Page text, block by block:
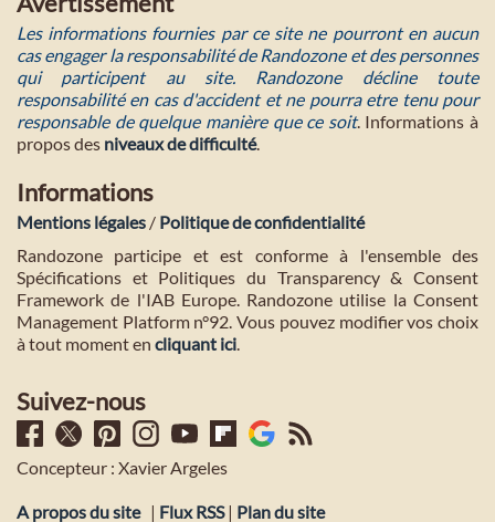
Les informations fournies par ce site ne pourront en aucun
cas engager la responsabilité de Randozone et des personnes
qui participent au site. Randozone décline toute
responsabilité en cas d'accident et ne pourra etre tenu pour
responsable de quelque manière que ce soit. Informations à
propos des niveaux de difficulté.
Informations
Mentions légales / Politique de confidentialité
Randozone participe et est conforme à l'ensemble des
Spécifications et Politiques du Transparency & Consent
Framework de l'IAB Europe. Randozone utilise la Consent
Management Platform n°92. Vous pouvez modifier vos choix
à tout moment en cliquant ici.
Suivez-nous
Concepteur : Xavier Argeles
A propos du site | Flux RSS| Plan du site